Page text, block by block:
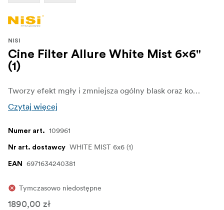
NISI
Cine Filter Allure White Mist 6x6"
(1)
Tworzy efekt mgły i zmniejsza ogólny blask oraz kontrast.
Czytaj więcej
Numer art. 109961
Nr art. dostawcy WHITE MIST 6x6 (1)
EAN 6971634240381
Tymczasowo niedostępne
1890,00 zł